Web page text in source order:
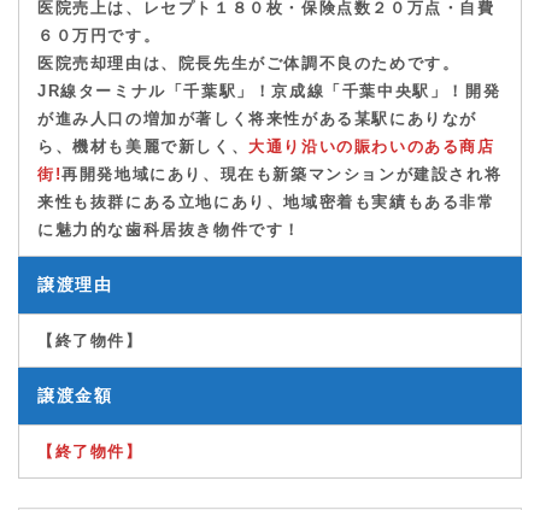
医院売上は、レセプト１８０枚・保険点数２０万点・自費
６０万円です。
医院売却理由は、院長先生がご体調不良のためです。
JR線ターミナル「千葉駅」！京成線「千葉中央駅」！ 開発
が進み人口の増加が著しく将来性がある某駅にありなが
ら、機材も美麗で新しく 、大通り沿いの賑わいのある商店
街!再開発地域にあり、現在も新築マンションが建設され将
来性も抜群にある立地にあり、地域密着も実績もある非常
に魅力的な歯科居抜き物件です！
譲渡理由
【終了物件】
譲渡金額
【終了物件】